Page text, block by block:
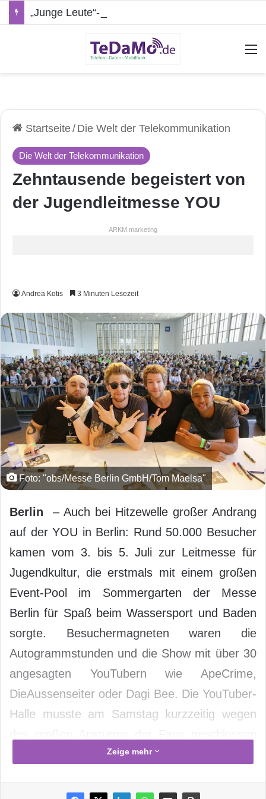
Startseite/ Die Welt der Telekommunikation
Die Welt der Telekommunikation
Zehntausende begeistert von
der Jugendleitmesse YOU
ARKM.marketing
Andrea Kotis 3 Minuten Lesezeit
Foto: "obs/Messe Berlin GmbH/Tom Maelsa"
Berlin – Auch bei Hitzewelle großer Andrang
auf der YOU in Berlin: Rund 50.000 Besucher
kamen vom 3. bis 5. Juli zur Leitmesse für
Jugendkultur, die erstmals mit einem großen
Event-Pool im Sommergarten der Messe
Berlin für Spaß beim Wassersport und Baden
sorgte. Besuchermagneten waren die
Autogrammstunden und die Show mit über 30
angesagten YouTubern wie ApeCrime,
DieAussenseiter oder Dagi Bee. Die YouTuber-
Halle musste am Samstag kurzzeitig wegen
Zeige mehr